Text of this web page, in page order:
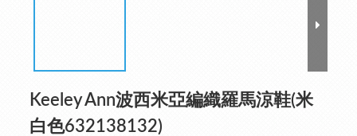
Keeley Ann波西米亞編織羅馬涼鞋(米
白色632138132)